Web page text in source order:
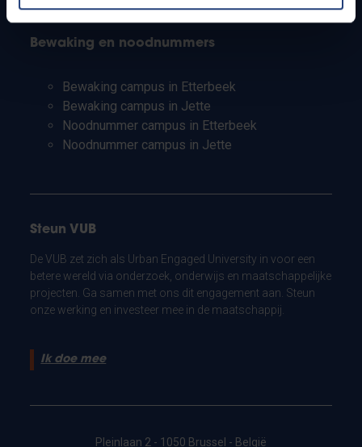
Bewaking en noodnummers
Bewaking campus in Etterbeek
Bewaking campus in Jette
Noodnummer campus in Etterbeek
Noodnummer campus in Jette
Steun VUB
De VUB zet zich als Urban Engaged University in voor een
betere wereld via onderzoek, onderwijs en maatschappelijke
projecten. Ga samen met ons dit engagement aan. Steun
onze werking en investeer mee in de maatschappij.
Ik doe mee
Pleinlaan 2 - 1050 Brussel - België